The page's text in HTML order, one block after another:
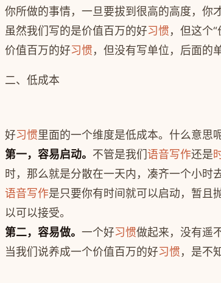
你所做的事情，一旦要拔到很高的高度，你
虽然我们写的是价值百万的好习惯，但这个
价值百万的好习惯，但没有写单位，后面的
二、低成本
好习惯里面的一个维度是低成本。什么意思
第一，容易启动。 不管是我们语音写作还是
时，那么就是分散在一天内，凑齐一个小时
语音写作是只要你有时间就可以启动，暂且
以可以接受。
第二，容易做。 一个好习惯做起来，没有遥
当我们说养成一个价值百万的好习惯，是不